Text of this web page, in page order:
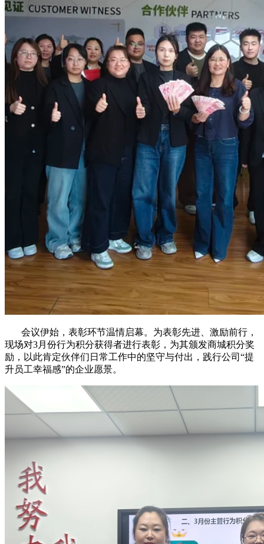
会议伊始，表彰环节温情启幕。为表彰先进、激励前行，
现场对3月份行为积分获得者进行表彰，为其颁发商城积分奖
励，以此肯定伙伴们日常工作中的坚守与付出，践行公司“提
升员工幸福感”的企业愿景。